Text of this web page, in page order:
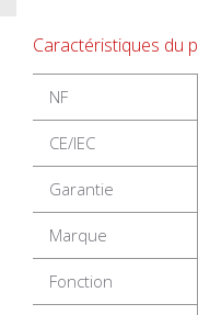
Caractéristiques du
NF
CE/IEC
Garantie
Marque
Fonction